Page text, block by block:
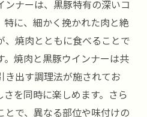
ナーは、黒豚特有の深いコ
特に、細かく挽かれた肉と絶
焼肉とともに食べることで
。焼肉と黒豚ウインナーは共
き出す調理法が施されてお
を同時に楽しめます。さら
とで、異なる部位や味付けの